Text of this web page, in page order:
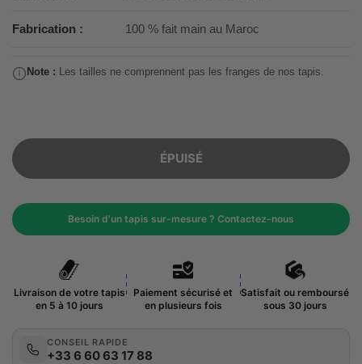
Fabrication : 100 % fait main au Maroc
Note : Les tailles ne comprennent pas les franges de nos tapis.
ÉPUISÉ
Besoin d'un tapis sur-mesure ? Contactez-nous
Livraison de votre tapis
en 5 à 10 jours
Paiement sécurisé et
en plusieurs fois
Satisfait ou remboursé
sous 30 jours
CONSEIL RAPIDE
+33 6 60 63 17 88